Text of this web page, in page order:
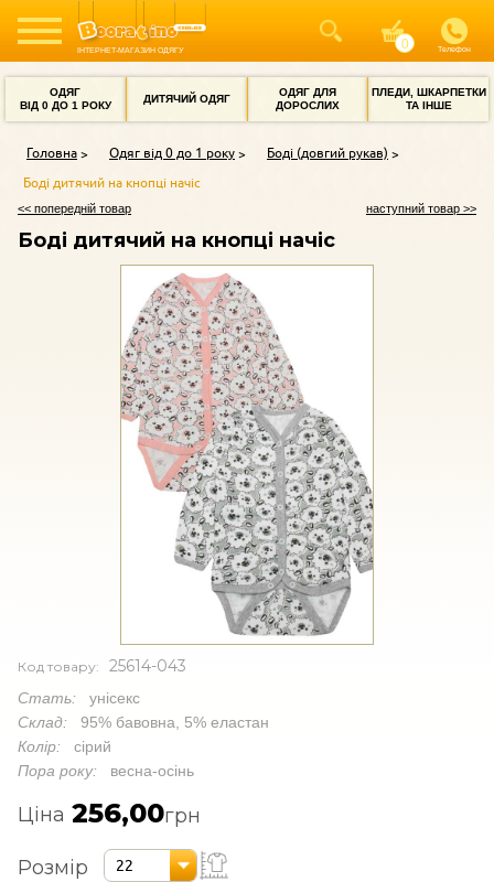
ІНТЕРНЕТ-МАГАЗИН ОДЯГУ Телефон
ОДЯГ
ВІД 0 ДО 1 РОКУ
ДИТЯЧИЙ ОДЯГ
ОДЯГ ДЛЯ
ДОРОСЛИХ
ПЛЕДИ, ШКАРПЕТКИ
ТА ІНШЕ
Головна Одяг від 0 до 1 року
Боді (довгий рукав)
Боді дитячий на кнопці начіс
<< попередній товар наступний товар >>
Боді дитячий на кнопці начіс
Код товару: 25614-043
Стать: унісекс
Склад: 95% бавовна, 5% еластан
Колір: сірий
Пора року: весна-осінь
Ціна 256,00грн
Розмір 22